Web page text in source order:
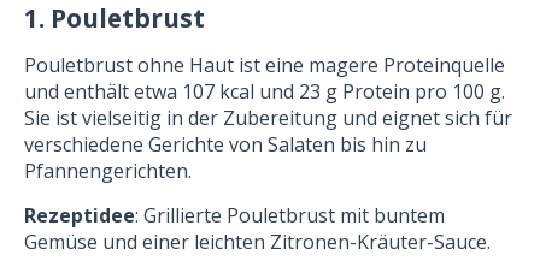
1. Pouletbrust
Pouletbrust ohne Haut ist eine magere Proteinquelle
und enthält etwa 107 kcal und 23 g Protein pro 100 g.
Sie ist vielseitig in der Zubereitung und eignet sich für
verschiedene Gerichte von Salaten bis hin zu
Pfannengerichten.
Rezeptidee: Grillierte Pouletbrust mit buntem
Gemüse und einer leichten Zitronen-Kräuter-Sauce.